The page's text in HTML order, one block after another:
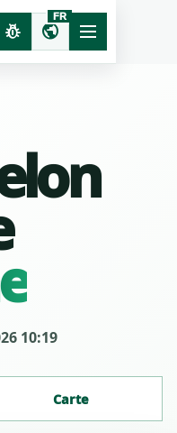
pest_control public
FR
10:19
Carte